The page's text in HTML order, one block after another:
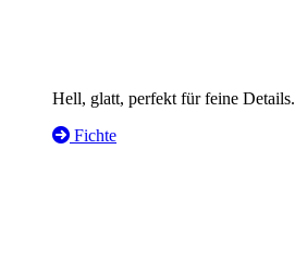
Hell, glatt, perfekt für feine Details.
Fichte